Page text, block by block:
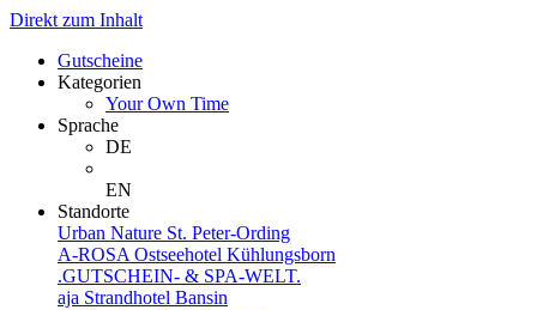
Direkt zum Inhalt
Gutscheine
Kategorien
Your Own Time
Sprache
DE
EN
Standorte
Urban Nature St. Peter-Ording
A-ROSA Ostseehotel Kühlungsborn
.GUTSCHEIN- & SPA-WELT.
aja Strandhotel Bansin